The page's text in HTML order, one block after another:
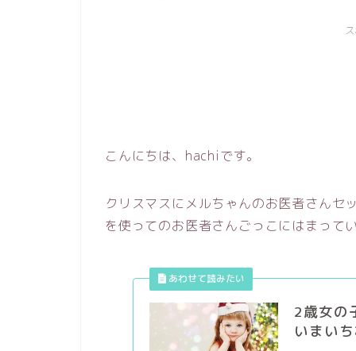
こんにちは、hachiです。
クリスマスにメルちゃんのお医者さんセ
を使ってのお医者さんごっこにはまって
2歳女の
いまい